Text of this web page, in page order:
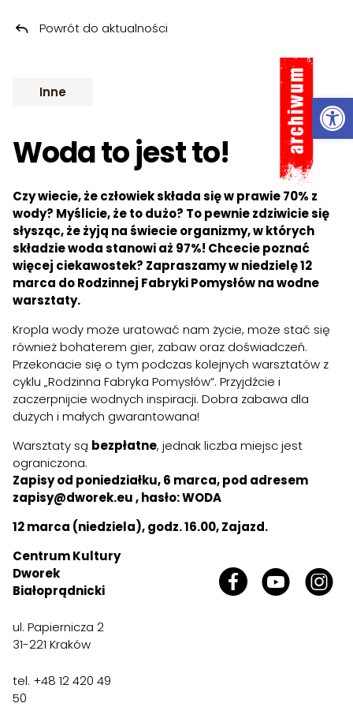
Inne
Woda to jest to!
Powrót do aktualności
Czy wiecie, że człowiek składa się w prawie 70% z
wody? Myślicie, że to dużo? To pewnie zdziwicie się
słysząc, że żyją na świecie organizmy, w których
składzie woda stanowi aż 97%! Chcecie poznać
więcej ciekawostek? Zapraszamy w niedzielę 12
marca do Rodzinnej Fabryki Pomysłów na wodne
warsztaty.
Kropla wody może uratować nam życie, może stać się
również bohaterem gier, zabaw oraz doświadczeń.
Przekonacie się o tym podczas kolejnych warsztatów z
cyklu „Rodzinna Fabryka Pomysłów”. Przyjdźcie i
zaczerpnijcie wodnych inspiracji. Dobra zabawa dla
dużych i małych gwarantowana!
Warsztaty są bezpłatne, jednak liczba miejsc jest
ograniczona.
Zapisy od poniedziałku, 6 marca, pod adresem
zapisy@dworek.eu, hasło: WODA
12 marca (niedziela), godz. 16.00, Zajazd.
Centrum Kultury
Dworek
Białoprądnicki
ul. Papiernicza 2
31-221 Kraków
tel. +48 12 420 49
50